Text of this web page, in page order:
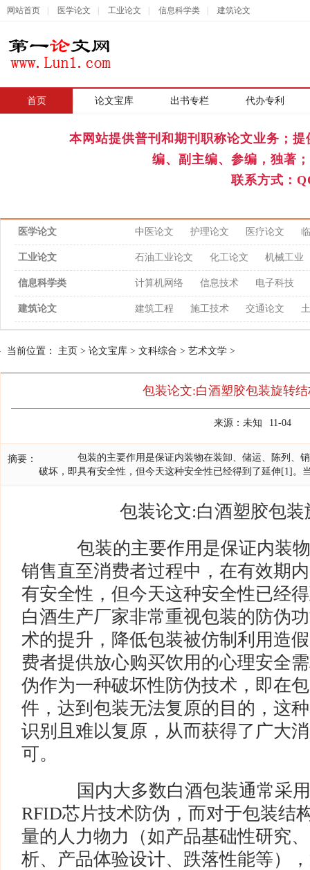
网站首页 医学论文 工业论文 信息科学类 建筑论文
首页 论文宝库 出书专栏 代办专利
本网站提供普刊和期刊职称论文业务；
编、副主编、参编，独著
联系方式：
医学论文 中医论文 护理论文 医疗论文
工业论文 石油工业论文 化工论文 机械工业
信息科学类 计算机网络 信息技术 电子科技
建筑论文 建筑工程 施工技术 交通论文
当前位置： 主页 > 论文宝库 > 文科综合 > 艺术文学 >
包装论文:白酒塑胶包装旋转
来源：未知 11-04
摘要：
包装的主要作用是保证内装物在装卸、储运、陈列、销
破坏，即具有安全性，但今天这种安全性已经得到了延伸[1]。
包装论文:白酒塑胶包装
包装的主要作用是保证内装物
销售直至消费者过程中，在有效期
有安全性，但今天这种安全性已经
白酒生产厂家非常重视包装的防伪
术的提升，降低包装被仿制利用造
费者提供放心购买饮用的心理安全
伪作为一种破坏性防伪技术，即在
件，达到包装无法复原的目的，这
识别且难以复原，从而获得了广大
可。
国内大多数白酒包装通常采用
RFID芯片技术防伪，而对于包装结
量的人力物力（如产品基础性研究
析、产品体验设计、跌落性能等）